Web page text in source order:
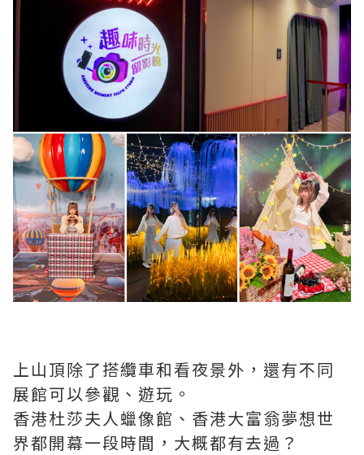
上山頂除了搭纜車和看夜景外，還有不同
展館可以參觀、遊玩。
香港杜莎夫人蠟像館、香港大富翁夢想世
界都開幕一段時間，大概都有去過？